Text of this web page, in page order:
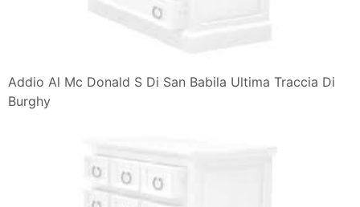
Addio Al Mc Donald S Di San Babila Ultima Traccia Di
Burghy